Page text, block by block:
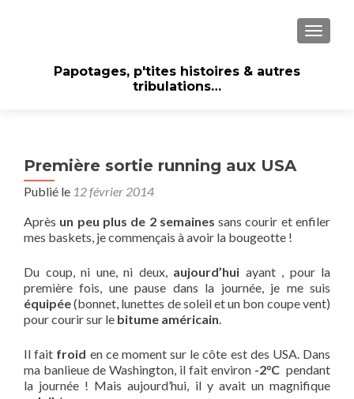
Papotages, p'tites histoires & autres
tribulations…
Première sortie running aux USA
Publié le 12 février 2014
Après un peu plus de 2 semaines sans courir et enfiler
mes baskets, je commençais à avoir la bougeotte !
Du coup, ni une, ni deux,aujourd’hui ayant , pour la
première fois, une pause dans la journée, je me suis
équipée(bonnet, lunettes de soleil et un bon coupe vent)
pour courir sur le bitume américain.
Il fait froid en ce moment sur le côte est des USA. Dans
ma banlieue de Washington, il fait environ -2°C pendant
la journée ! Mais aujourd’hui, il y avait un magnifique